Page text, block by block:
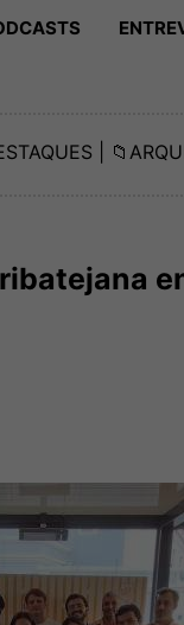
| 📁